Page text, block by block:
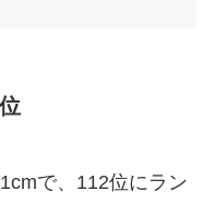
で、112位にラン